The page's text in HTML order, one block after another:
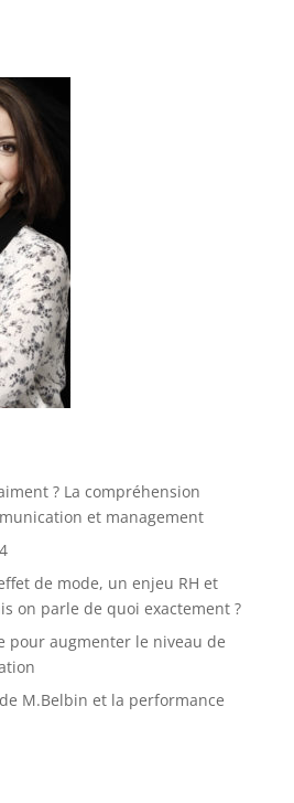
? La compréhension
et management
de mode, un enjeu RH et
on parle de quoi exactement ?
pour augmenter le niveau de
M.Belbin et la performance